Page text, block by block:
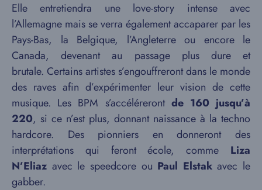
Elle entretiendra une love-story intense avec
l’Allemagne mais se verra également accaparer par les
Pays-Bas, la Belgique, l’Angleterre ou encore le
Canada, devenant au passage plus dure et
brutale. Certains artistes s’engouffreront dans le monde
des raves afin d’expérimenter leur vision de cette
musique. Les BPM s’accélérerontde 160 jusqu’à
220, si ce n’est plus, donnant naissance à la techno
hardcore. Des pionniers en donneront des
interprétations qui feront école, comme Liza
N’Eliaz avec le speedcore ou Paul Elstakavec le
gabber.